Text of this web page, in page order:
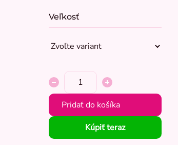
Veľkosť
Pridať do košíka
Kúpiť teraz